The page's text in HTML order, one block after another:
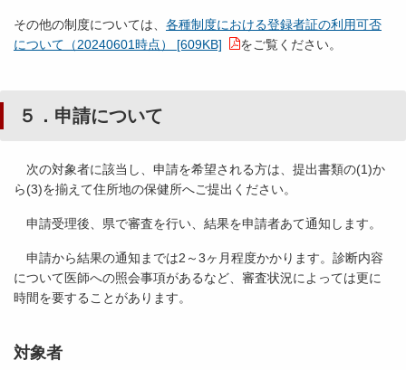
その他の制度については、 各種制度における登録者証の利用可否
について（20240601時点） [609KB]
をご覧ください。
５．申請について
次の対象者に該当し、申請を希望される方は、提出書類の(1)か
ら(3)を揃えて住所地の保健所へご提出ください。
申請受理後、県で審査を行い、結果を申請者あて通知します。
申請から結果の通知までは2～3ヶ月程度かかります。診断内容
について医師への照会事項があるなど、審査状況によっては更に
時間を要することがあります。
対象者